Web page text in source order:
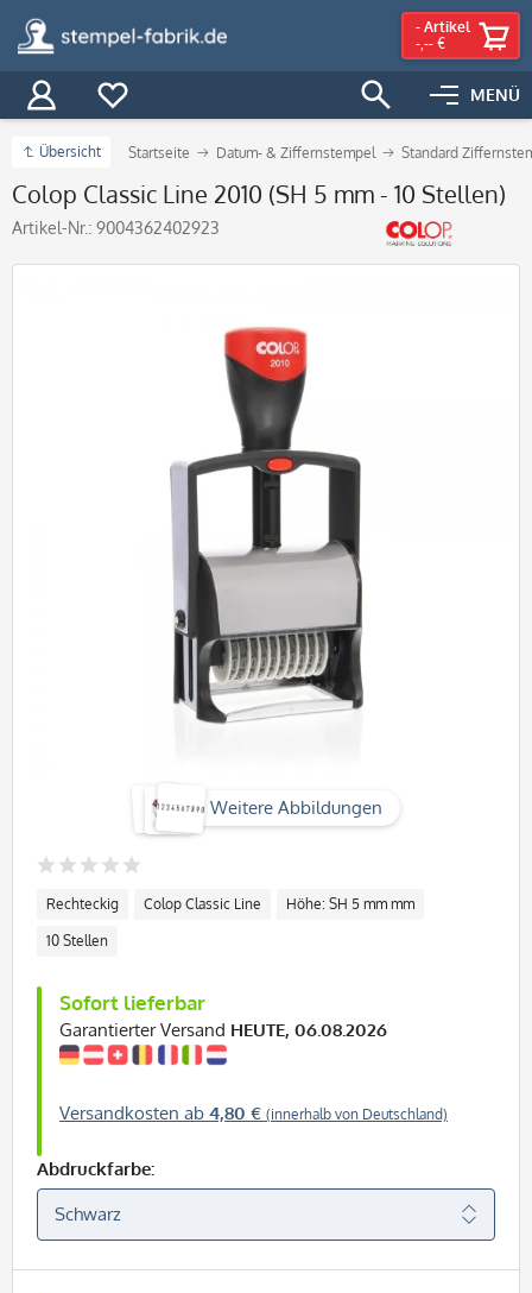
MENÜ
- Artikel
-,-- €
Übersicht Startseite Datum- & Ziffernstempel Standard
Colop Classic Line 2010 (SH 5 mm - 10 Stellen)
Artikel-Nr.: 9004362402923
Weitere Abbildungen
Rechteckig Colop Classic Line Höhe: SH 5 mm mm
10 Stellen
Sofort lieferbar
Garantierter Versand HEUTE, 06.08.2026
Versandkosten ab 4,80 € (innerhalb von Deutschland)
Abdruckfarbe: